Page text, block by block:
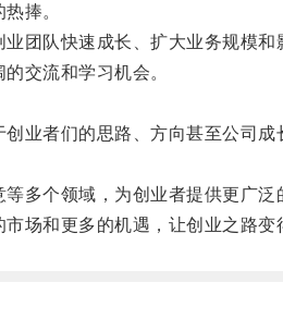
捧。
团队快速成长、扩大业务规模和
交流和学习机会。
者们的思路、方向甚至公司成
多个领域，为创业者提供更广泛
和更多的机遇，让创业之路变